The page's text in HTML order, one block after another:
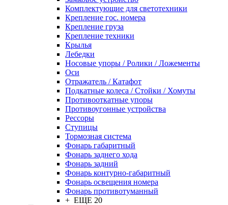
Комплектующие для светотехники
Крепление гос. номера
Крепление груза
Крепление техники
Крылья
Лебедки
Носовые упоры / Ролики / Ложементы
Оси
Отражатель / Катафот
Подкатные колеса / Стойки / Хомуты
Противооткатные упоры
Противоугонные устройства
Рессоры
Ступицы
Тормозная система
Фонарь габаритный
Фонарь заднего хода
Фонарь задний
Фонарь контурно-габаритный
Фонарь освещения номера
Фонарь противотуманный
+ ЕЩЕ 20